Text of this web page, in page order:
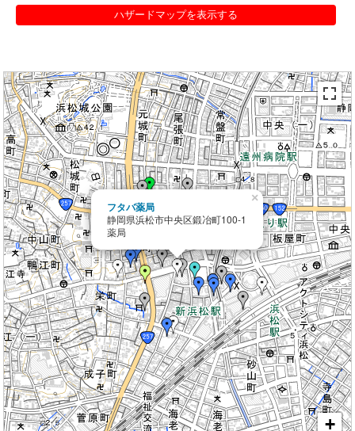
ハザードマップを表示する
フタバ薬局
静岡県浜松市中央区鍛冶町100-1
薬局
×
+